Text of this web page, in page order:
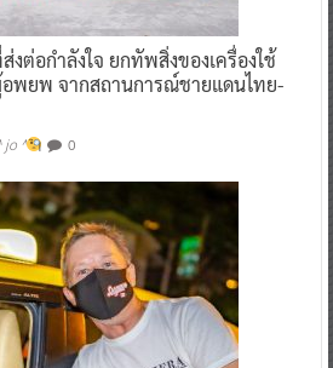
ต่อกำลังใจ ยกทัพสิ่งของเครื่องใช้
พยพ จากสถานการณ์ชายแดนไทย-
jo ^ 0